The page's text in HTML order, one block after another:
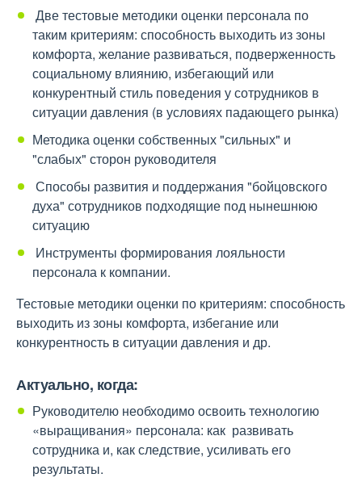
Две тестовые методики оценки персонала по
таким критериям: способность выходить из зоны
комфорта, желание развиваться, подверженность
социальному влиянию, избегающий или
конкурентный стиль поведения у сотрудников в
ситуации давления (в условиях падающего рынка)
Методика оценки собственных "сильных" и
"слабых" сторон руководителя
Способы развития и поддержания "бойцовского
духа" сотрудников подходящие под нынешнюю
ситуацию
Инструменты формирования лояльности
персонала к компании.
Тестовые методики оценки по критериям: способность
выходить из зоны комфорта, избегание или
конкурентность в ситуации давления и др.
Актуально, когда:
Руководителю необходимо освоить технологию
«выращивания» персонала: как развивать
сотрудника и, как следствие, усиливать его
результаты.